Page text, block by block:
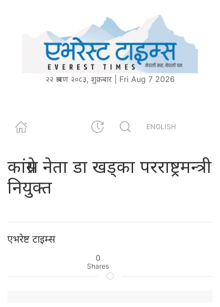
२२ श्रावण २०८३, शुक्रबार | Fri Aug 7 2026
ENGLISH
कांग्रेस नेता डा खड्का परराष्ट्रमन्त्री
नियुक्त
एभरेष्ट टाइम्स
0
Shares